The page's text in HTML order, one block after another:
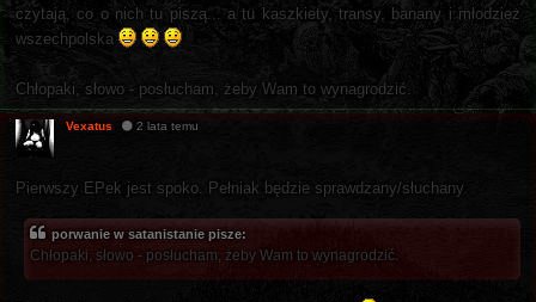
czytają, co o nich tu piszą... a tu kaszkiety, transy, banany i młodzież
wszechpolska
Chłopaki, słowo - posłucham, żeby Wam to wynagrodzić.
Vexatus 2 lata temu
Pierwszy EPek jest spoko. Pełniak będzie sprawdzany/słuchany.
porwanie w satanistanie pisze:
Chłopaki, słowo - posłucham, żeby Wam to wynagrodzić.